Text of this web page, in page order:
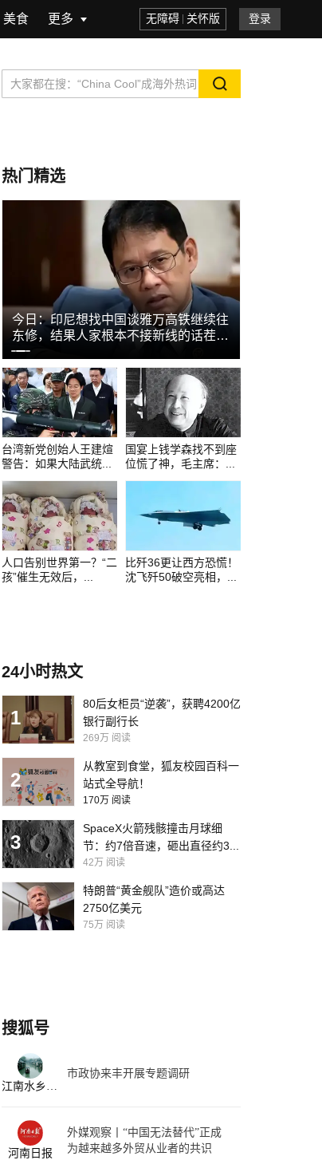
美食 更多 无障碍 关怀版 登录
热门精选
今日：印尼想找中国谈雅万高铁继续往
东修，结果人家根本不接新线的话茬，
直...
012
台湾新党创始人王建煊
警告：如果大陆武统...
国宴上钱学森找不到座
位慌了神，毛主席：...
人口告别世界第一？“二
孩”催生无效后，...
比歼36更让西方恐慌！
沈飞歼50破空亮相，...
24小时热文
1
80后女柜员“逆袭”，获聘4200亿
银行副行长
269万 阅读
2
从教室到食堂，狐友校园百科一
站式全导航！
170万 阅读
3
SpaceX火箭残骸撞击月球细
节：约7倍音速，砸出直径约3...
42万 阅读
特朗普“黄金舰队”造价或高达
2750亿美元
75万 阅读
搜狐号
江南水乡生活见闻
市政协来丰开展专题调研
河南日报
外媒观察丨“中国无法替代”正成
为越来越多外贸从业者的共识